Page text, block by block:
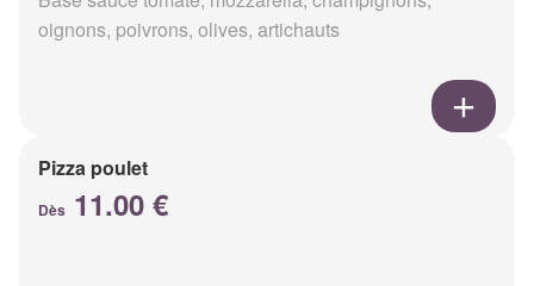
oignons, poivrons, olives, artichauts
Pizza poulet
Dès 11.00 €